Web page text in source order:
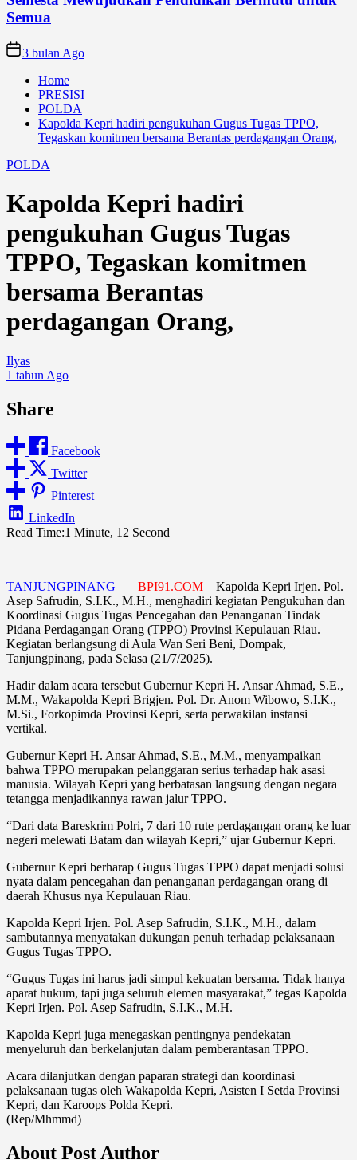
Semua
3 bulan Ago
Home
PRESISI
POLDA
Kapolda Kepri hadiri pengukuhan Gugus Tugas TPPO,
Tegaskan komitmen bersama Berantas perdagangan Orang,
POLDA
Kapolda Kepri hadiri
pengukuhan Gugus Tugas
TPPO, Tegaskan komitmen
bersama Berantas
perdagangan Orang,
Ilyas
1 tahun Ago
Share
Facebook
Twitter
Pinterest
LinkedIn
Read Time:1 Minute, 12 Second
TANJUNGPINANG — BPI91.COM – Kapolda Kepri Irjen. Pol.
Asep Safrudin, S.I.K., M.H., menghadiri kegiatan Pengukuhan dan
Koordinasi Gugus Tugas Pencegahan dan Penanganan Tindak
Pidana Perdagangan Orang (TPPO) Provinsi Kepulauan Riau.
Kegiatan berlangsung di Aula Wan Seri Beni, Dompak,
Tanjungpinang, pada Selasa (21/7/2025).
Hadir dalam acara tersebut Gubernur Kepri H. Ansar Ahmad, S.E.,
M.M., Wakapolda Kepri Brigjen. Pol. Dr. Anom Wibowo, S.I.K.,
M.Si., Forkopimda Provinsi Kepri, serta perwakilan instansi
vertikal.
Gubernur Kepri H. Ansar Ahmad, S.E., M.M., menyampaikan
bahwa TPPO merupakan pelanggaran serius terhadap hak asasi
manusia. Wilayah Kepri yang berbatasan langsung dengan negara
tetangga menjadikannya rawan jalur TPPO.
“Dari data Bareskrim Polri, 7 dari 10 rute perdagangan orang ke luar
negeri melewati Batam dan wilayah Kepri,” ujar Gubernur Kepri.
Gubernur Kepri berharap Gugus Tugas TPPO dapat menjadi solusi
nyata dalam pencegahan dan penanganan perdagangan orang di
daerah Khusus nya Kepulauan Riau.
Kapolda Kepri Irjen. Pol. Asep Safrudin, S.I.K., M.H., dalam
sambutannya menyatakan dukungan penuh terhadap pelaksanaan
Gugus Tugas TPPO.
“Gugus Tugas ini harus jadi simpul kekuatan bersama. Tidak hanya
aparat hukum, tapi juga seluruh elemen masyarakat,” tegas Kapolda
Kepri Irjen. Pol. Asep Safrudin, S.I.K., M.H.
Kapolda Kepri juga menegaskan pentingnya pendekatan
menyeluruh dan berkelanjutan dalam pemberantasan TPPO.
Acara dilanjutkan dengan paparan strategi dan koordinasi
pelaksanaan tugas oleh Wakapolda Kepri, Asisten I Setda Provinsi
Kepri, dan Karoops Polda Kepri.
(Rep/Mhmmd)
About Post Author